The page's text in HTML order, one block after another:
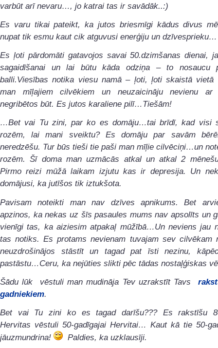
varbūt arī nevaru…, jo katrai tas ir savādāk..:)
Es varu tikai pateikt, ka jutos briesmīgi kādus divus
nupat tik esmu kaut cik atguvusi enerģiju un dzīvesprieku…
Es ļoti pārdomāti gatavojos savai 50.dzimšanas dienai,
sagaidīšanai un lai būtu kāda odziņa – to nosaucu
balli.Viesības notika viesu namā – ļoti, ļoti skaistā vietā
man mīļajiem cilvēkiem un neuzaicināju nevienu
negribētos būt. Es jutos karaliene pilī…Tiešām!
…Bet vai Tu zini, par ko es domāju…tai brīdī, kad visi
rozēm, lai mani sveiktu?Es domāju par savām
neredzēšu. Tur būs tieši tie paši man mīļie cilvēciņi…un
rozēm. Šī doma man uzmācās atkal un atkal 2
Pirmo reizi mūžā laikam izjutu kas ir depresija. Un
domājusi, ka jutīšos tik iztukšota.
Pavisam noteikti man nav dzīves apnikums. Bet
apzinos, ka nekas uz šīs pasaules mums nav apsolīts un
vienīgi tas, ka aiziesim atpakaļ mūžībā…Un neviens jau
tas notiks. Es protams nevienam tuvajam sev cilvēkam
neuzdrošinājos stāstīt un tagad pat īsti nezinu,
pastāstu…Ceru, ka nejūties slikti pēc tādas nostaļģiskas
Šādu lūk vēstuli man mudināja Tev uzrakstīt Tavs
gadniekiem.
Bet vai Tu zini ko es tagad darīšu??? Es rakstīšu
Hervitas vēstuli 50-gadīgajai Hervitai… Kaut kā tie 50-
jāuzmundrina!
Paldies, ka uzklausīji.